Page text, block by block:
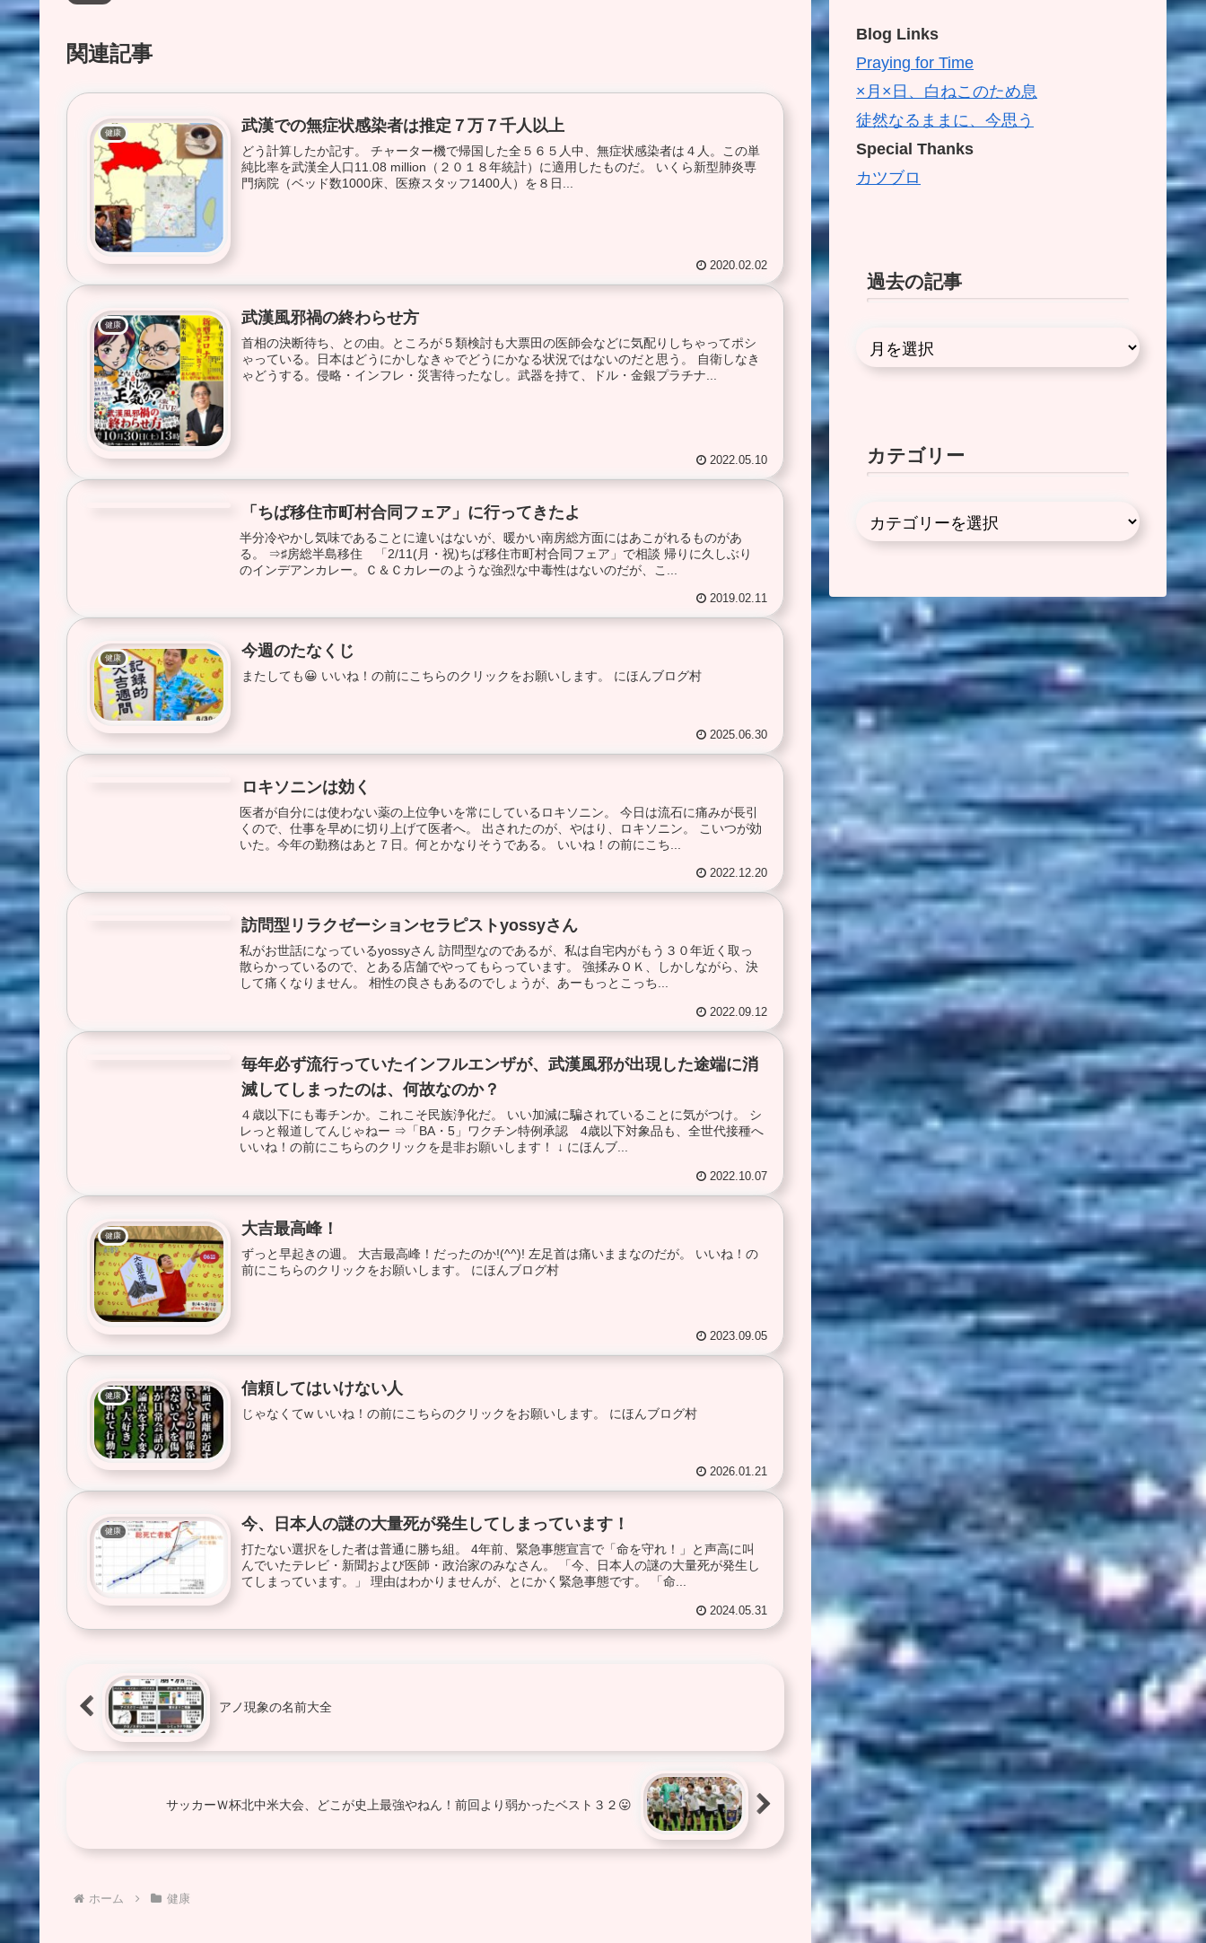
関連記事
健康 武漢での無症状感染者は推定７万７千人以上
どう計算したか記す。 チャーター機で帰国した全５６５人中、無症状感染者は４人。この単
純比率を武漢全人口11.08 million（２０１８年統計）に適用したものだ。 いくら新型肺炎専
門病院（ベッド数1000床、医療スタッフ1400人）を８日...
2020.02.02
健康 武漢風邪禍の終わらせ方
首相の決断待ち、との由。ところが５類検討も大票田の医師会などに気配りしちゃってポシ
ゃっている。日本はどうにかしなきゃでどうにかなる状況ではないのだと思う。 自衛しなき
ゃどうする。侵略・インフレ・災害待ったなし。武器を持て、ドル・金銀プラチナ...
2022.05.10
「ちば移住市町村合同フェア」に行ってきたよ
半分冷やかし気味であることに違いはないが、暖かい南房総方面にはあこがれるものがあ
る。 ⇒♯房総半島移住 「2/11(月・祝)ちば移住市町村合同フェア」で相談 帰りに久しぶり
のインデアンカレー。Ｃ＆Ｃカレーのような強烈な中毒性はないのだが、こ...
2019.02.11
健康 今週のたなくじ
またしても😀 いいね！の前にこちらのクリックをお願いします。 にほんブログ村
2025.06.30
ロキソニンは効く
医者が自分には使わない薬の上位争いを常にしているロキソニン。 今日は流石に痛みが長引
くので、仕事を早めに切り上げて医者へ。 出されたのが、やはり、ロキソニン。 こいつが効
いた。今年の勤務はあと７日。何とかなりそうである。 いいね！の前にこち...
2022.12.20
訪問型リラクゼーションセラピストyossyさん
私がお世話になっているyossyさん 訪問型なのであるが、私は自宅内がもう３０年近く取っ
散らかっているので、とある店舗でやってもらっています。 強揉みＯＫ、しかしながら、決
して痛くなりません。 相性の良さもあるのでしょうが、あーもっとこっち...
2022.09.12
毎年必ず流行っていたインフルエンザが、武漢風邪が出現した途端に消
滅してしまったのは、何故なのか？
４歳以下にも毒チンか。これこそ民族浄化だ。 いい加減に騙されていることに気がつけ。 シ
レっと報道してんじゃねー ⇒「BA・5」ワクチン特例承認 4歳以下対象品も、全世代接種へ
いいね！の前にこちらのクリックを是非お願いします！ ↓ にほんブ...
2022.10.07
健康 大吉最高峰！
ずっと早起きの週。 大吉最高峰！だったのか!(^^)! 左足首は痛いままなのだが。 いいね！の
前にこちらのクリックをお願いします。 にほんブログ村
2023.09.05
健康 信頼してはいけない人
じゃなくてw いいね！の前にこちらのクリックをお願いします。 にほんブログ村
2026.01.21
健康 今、日本人の謎の大量死が発生してしまっています！
打たない選択をした者は普通に勝ち組。 4年前、緊急事態宣言で「命を守れ！」と声高に叫
んでいたテレビ・新聞および医師・政治家のみなさん。 「今、日本人の謎の大量死が発生し
てしまっています。」 理由はわかりませんが、とにかく緊急事態です。 「命...
2024.05.31
アノ現象の名前大全
サッカーＷ杯北中米大会、どこが史上最強やねん！前回より弱かったベスト３２😛
ホーム 健康
Blog Links
Praying for Time
×月×日、白ねこのため息
徒然なるままに、今思う
Special Thanks
カツブロ
過去の記事
カテゴリー